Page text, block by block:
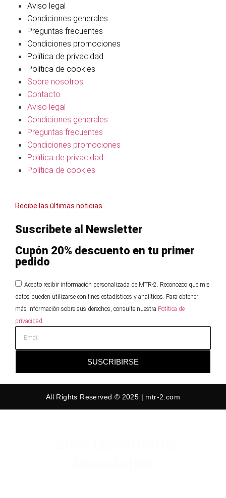
Aviso legal
Condiciones generales
Preguntas frecuentes
Condiciones promociones
Política de privacidad
Política de cookies
Sobre nosotros
Contacto
Aviso legal
Condiciones generales
Preguntas frecuentes
Condiciones promociones
Política de privacidad
Política de cookies
Recibe las últimas noticias
Suscribete al Newsletter
Cupón 20% descuento en tu primer
pedido
Acepto recibir información personalizada de MTR-2. Reconozco que mis
datos pueden utilizarse con fines estadísticos y analíticos. Para obtener
más información sobre sus derechos, consulte nuestra Potítica de
privacidad.
SUSCRIBIRSE
All Rights Reserved © 2025 | mtr-2.com